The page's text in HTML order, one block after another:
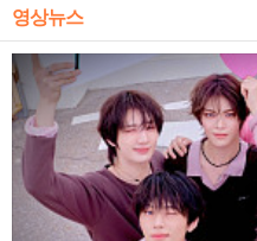
영상뉴스